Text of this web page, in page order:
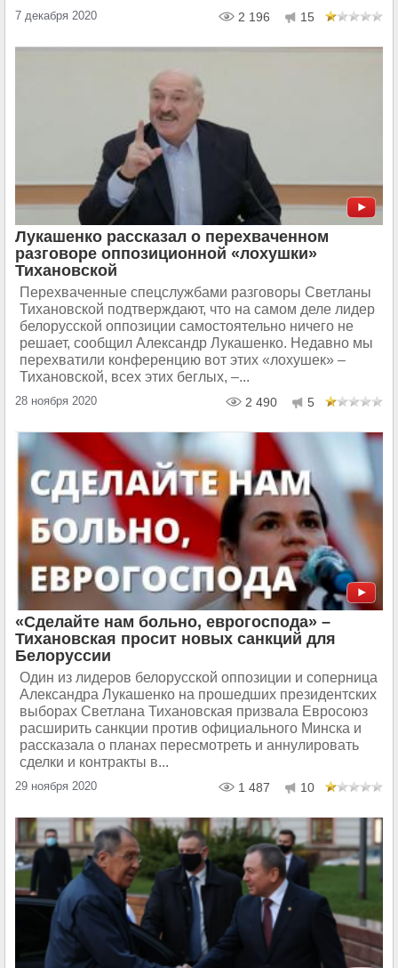
7 декабря 2020 2 196 15
Лукашенко рассказал о перехваченном
разговоре оппозиционной «лохушки»
Тихановской
Перехваченные спецслужбами разговоры Светланы
Тихановской подтверждают, что на самом деле лидер
белорусской оппозиции самостоятельно ничего не
решает, сообщил Александр Лукашенко. Недавно мы
перехватили конференцию вот этих «лохушек» –
Тихановской, всех этих беглых, –...
28 ноября 2020 2 490 5
«Сделайте нам больно, еврогоспода» –
Тихановская просит новых санкций для
Белоруссии
Один из лидеров белорусской оппозиции и соперница
Александра Лукашенко на прошедших президентских
выборах Светлана Тихановская призвала Евросоюз
расширить санкции против официального Минска и
рассказала о планах пересмотреть и аннулировать
сделки и контракты в...
29 ноября 2020 1 487 10